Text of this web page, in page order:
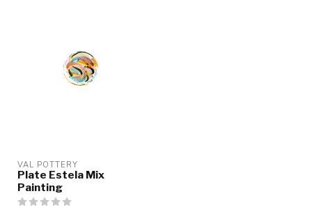
VAL POTTERY
Plate Estela Mix
Painting